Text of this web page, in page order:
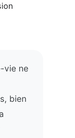
vie ne
bien